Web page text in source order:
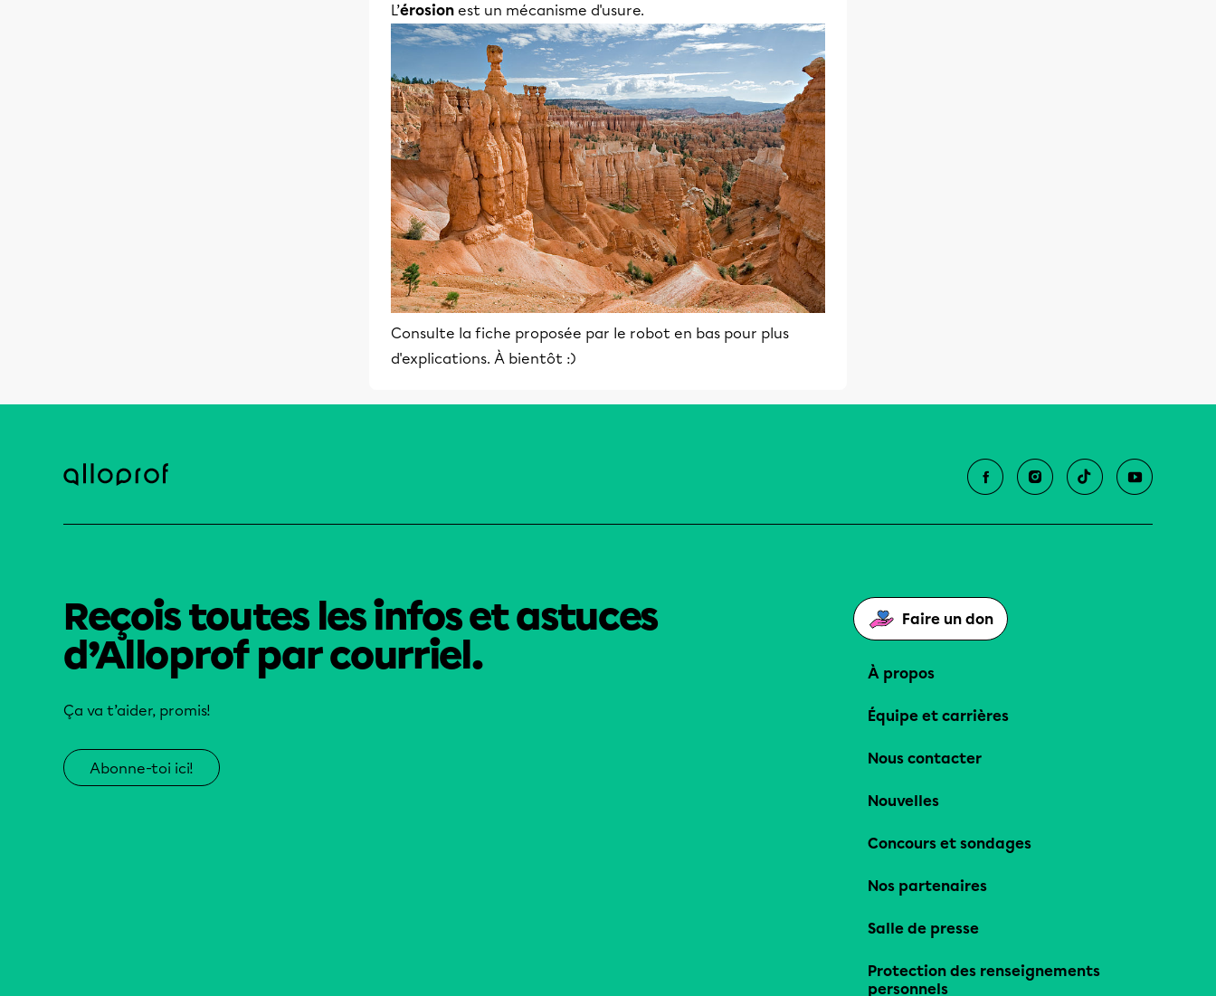
L’érosion est un mécanisme d'usure.
Consulte la fiche proposée par le robot en bas pour plus
d'explications. À bientôt :)
Reçois toutes les infos et astuces
d’Alloprof par courriel.
Ça va t’aider, promis!
Abonne-toi ici!
Faire un don
À propos
Équipe et carrières
Nous contacter
Nouvelles
Concours et sondages
Nos partenaires
Salle de presse
Protection des renseignements
personnels